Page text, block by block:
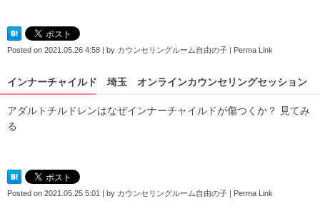
Posted on 2021.05.26 4:58 | by カウンセリングルーム自由の子 | Perma Link
インナーチャイルド 埼玉 オンラインカウンセリングセッション
アダルトチルドレンはなぜインナーチャイルドが傷つくか？ 見てみ
る
Posted on 2021.05.25 5:01 | by カウンセリングルーム自由の子 | Perma Link